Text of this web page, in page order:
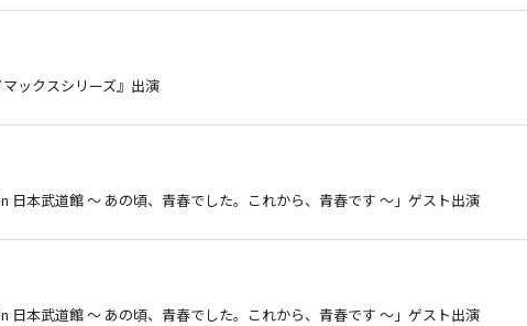
ックスシリーズ』出演
日本武道館 〜 あの頃、青春でした。これから、青春です 〜」ゲスト出演
日本武道館 〜 あの頃、青春でした。これから、青春です 〜」ゲスト出演